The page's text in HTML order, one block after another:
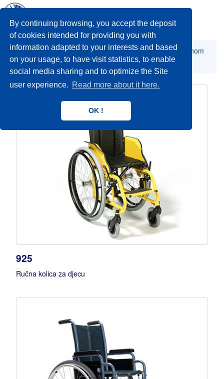
By continuing browsing, you accept the deposit
of cookies intended for providing you with
information adapted to your interests and based
on your usage, to have visit statistics, to enable
social media sharing and to optimize the Site
user experience. Read more about it here.
OK !
Ručna kolica - Invalidska kolica sa ručnim pogonom
Za djecu
925
Ručna kolica za djecu